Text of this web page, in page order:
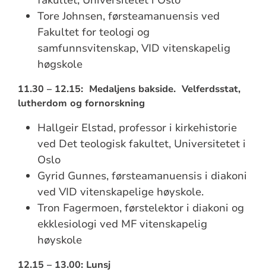
Tore Johnsen, førsteamanuensis ved
Fakultet for teologi og
samfunnsvitenskap, VID vitenskapelig
høgskole
11.30 – 12.15: Medaljens bakside. Velferdsstat,
lutherdom og fornorskning
Hallgeir Elstad, professor i kirkehistorie
ved Det teologisk fakultet, Universitetet i
Oslo
Gyrid Gunnes, førsteamanuensis i diakoni
ved VID vitenskapelige høyskole.
Tron Fagermoen, førstelektor i diakoni og
ekklesiologi ved MF vitenskapelig
høyskole
12.15 – 13.00: Lunsj